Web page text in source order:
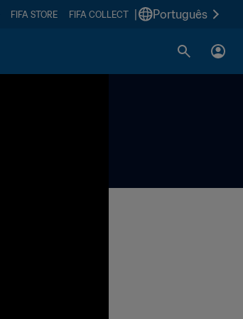
FIFA STORE FIFA COLLECT Português